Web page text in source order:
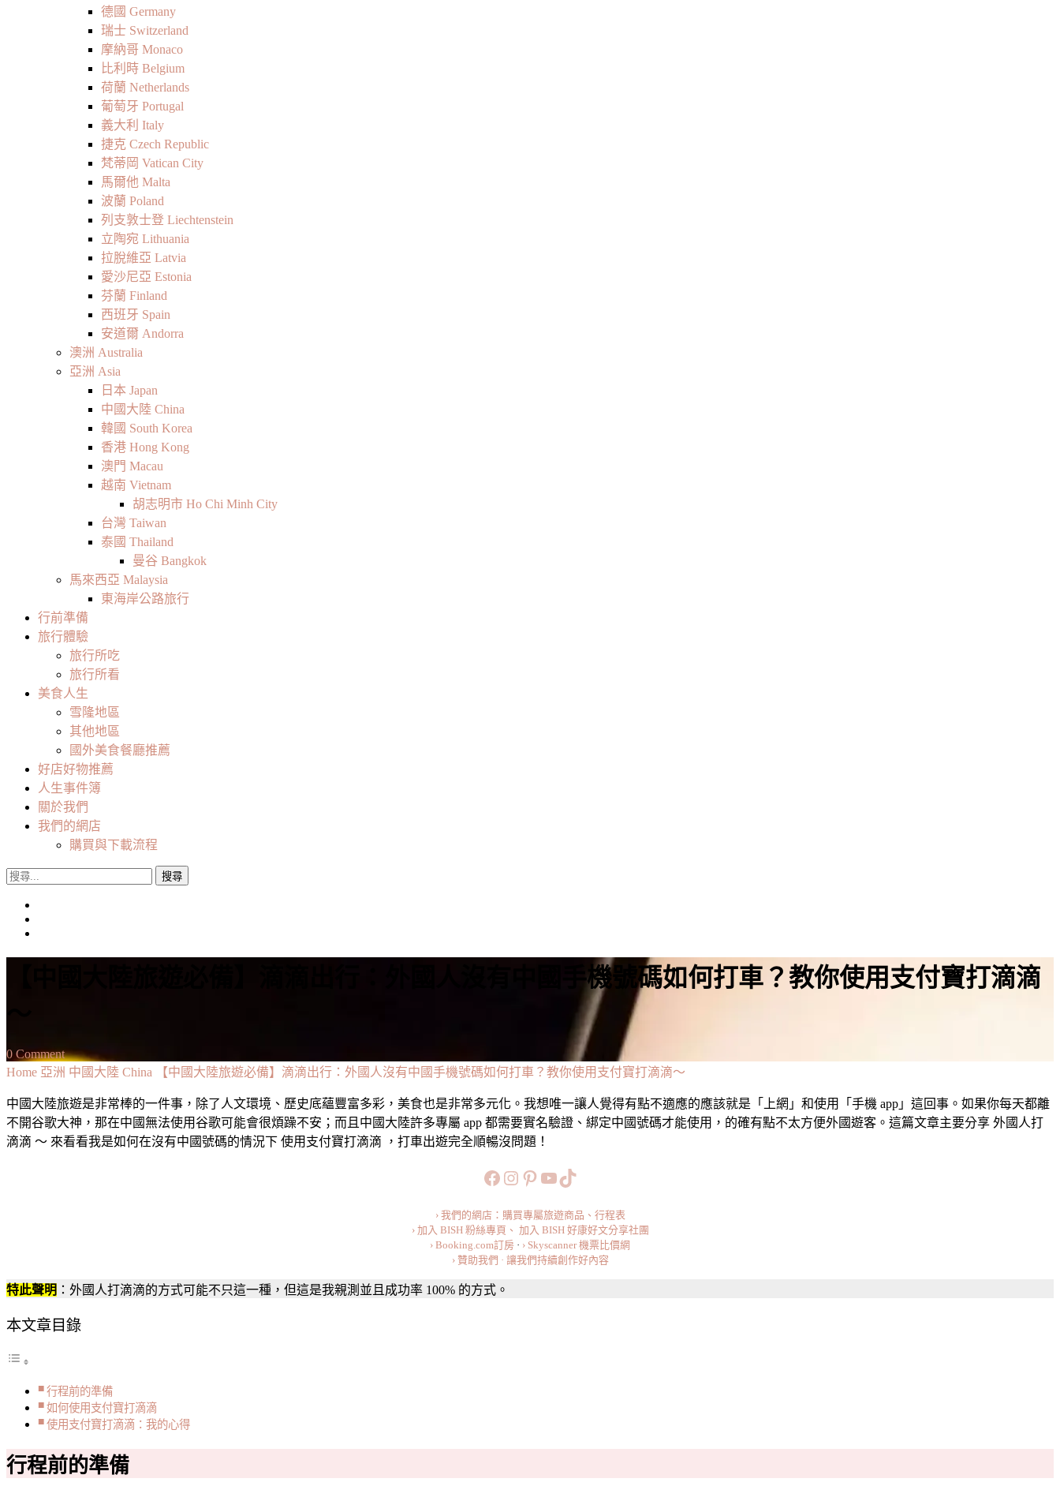
德國 Germany
瑞士 Switzerland
摩納哥 Monaco
比利時 Belgium
荷蘭 Netherlands
葡萄牙 Portugal
義大利 Italy
捷克 Czech Republic
梵蒂岡 Vatican City
馬爾他 Malta
波蘭 Poland
列支敦士登 Liechtenstein
立陶宛 Lithuania
拉脫維亞 Latvia
愛沙尼亞 Estonia
芬蘭 Finland
西班牙 Spain
安道爾 Andorra
澳洲 Australia
亞洲 Asia
日本 Japan
中國大陸 China
韓國 South Korea
香港 Hong Kong
澳門 Macau
越南 Vietnam
胡志明市 Ho Chi Minh City
台灣 Taiwan
泰國 Thailand
曼谷 Bangkok
馬來西亞 Malaysia
東海岸公路旅行
行前準備
旅行體驗
旅行所吃
旅行所看
美食人生
雪隆地區
其他地區
國外美食餐廳推薦
好店好物推薦
人生事件簿
關於我們
我們的網店
購買與下載流程
搜
【中國大陸旅遊必備】滴滴出行：外國人沒有中國手機號碼如何打車？教你使用支付寶打滴滴
0 Commenton
【中
大
陸
旅
外
國
人
中
國
手
號
Home 亞洲 中國大陸 China 【中國大陸旅遊必備】滴滴出行：外國人沒有中國手機號碼如何打車？教你使用支付寶打滴滴～
中國大陸旅遊是非常棒的一件事，除了人文環境、歷史底蘊豐富多彩，美食也是非常多元化。我想唯一讓人覺得有點不適應的應該就是「上網」和使用「手機 app」這回事。如果你每天都離
不開谷歌大神，那在中國無法使用谷歌可能會很煩躁不安；而且中國大陸許多專屬 app 都需要實名驗證、綁定中國號碼才能使用，的確有點不太方便外國遊客。這篇文章主要分享 外國人打
滴滴 ～ 來看看我是如何在沒有中國號碼的情況下 使用支付寶打滴滴 ，打車出遊完全順暢沒問題！
https://www.facebook.com/bishdream
https://www.instagram.com/bishdream/
https://www.pinterest.com/BISHDREAM/
旅行美食小短片TikTok
› 我們的網店：購買專屬旅遊商品、行程表
› 加入 BISH 粉絲專頁、 加入 BISH 好康好文分享社團
› Booking.com訂房 · › Skyscanner 機票比價網
› 贊助我們 · 讓我們持續創作好內容
特此聲明 ：外國人打滴滴的方式可能不只這一種，但這是我親測並且成功率 100% 的方式。
本文章目錄
行程前的準備
如何使用支付寶打滴滴
使用支付寶打滴滴：我的心得
行程前的準備